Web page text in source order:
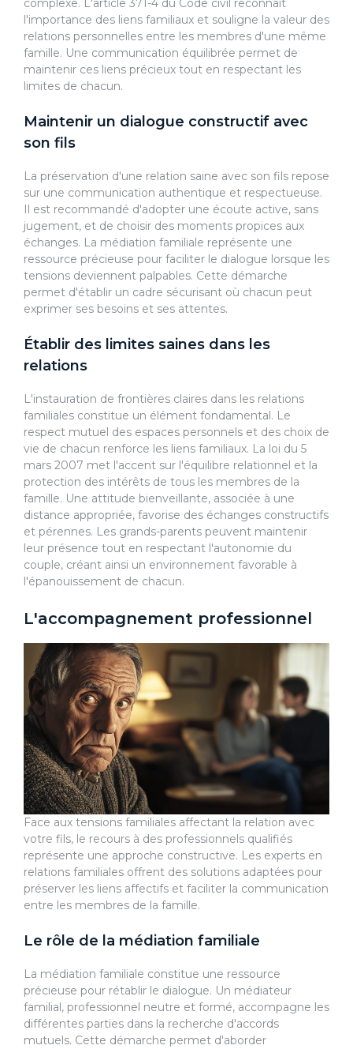
l'importance des liens familiaux et souligne la valeur des
relations personnelles entre les membres d'une même
famille. Une communication équilibrée permet de
maintenir ces liens précieux tout en respectant les
limites de chacun.
Maintenir un dialogue constructif avec
son fils
La préservation d'une relation saine avec son fils repose
sur une communication authentique et respectueuse.
Il est recommandé d'adopter une écoute active, sans
jugement, et de choisir des moments propices aux
échanges. La médiation familiale représente une
ressource précieuse pour faciliter le dialogue lorsque les
tensions deviennent palpables. Cette démarche
permet d'établir un cadre sécurisant où chacun peut
exprimer ses besoins et ses attentes.
Établir des limites saines dans les
relations
L'instauration de frontières claires dans les relations
familiales constitue un élément fondamental. Le
respect mutuel des espaces personnels et des choix de
vie de chacun renforce les liens familiaux. La loi du 5
mars 2007 met l'accent sur l'équilibre relationnel et la
protection des intérêts de tous les membres de la
famille. Une attitude bienveillante, associée à une
distance appropriée, favorise des échanges constructifs
et pérennes. Les grands-parents peuvent maintenir
leur présence tout en respectant l'autonomie du
couple, créant ainsi un environnement favorable à
l'épanouissement de chacun.
L'accompagnement professionnel
Face aux tensions familiales affectant la relation avec
votre fils, le recours à des professionnels qualifiés
représente une approche constructive. Les experts en
relations familiales offrent des solutions adaptées pour
préserver les liens affectifs et faciliter la communication
entre les membres de la famille.
Le rôle de la médiation familiale
La médiation familiale constitue une ressource
précieuse pour rétablir le dialogue. Un médiateur
familial, professionnel neutre et formé, accompagne les
différentes parties dans la recherche d'accords
mutuels. Cette démarche permet d'aborder